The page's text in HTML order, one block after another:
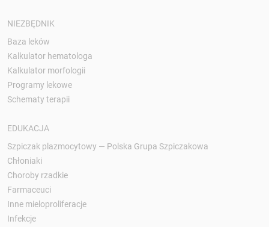
NIEZBĘDNIK
Baza leków
Kalkulator hematologa
Kalkulator morfologii
Programy lekowe
Schematy terapii
EDUKACJA
Szpiczak plazmocytowy — Polska Grupa Szpiczakowa
Chłoniaki
Choroby rzadkie
Farmaceuci
Inne mieloproliferacje
Infekcje